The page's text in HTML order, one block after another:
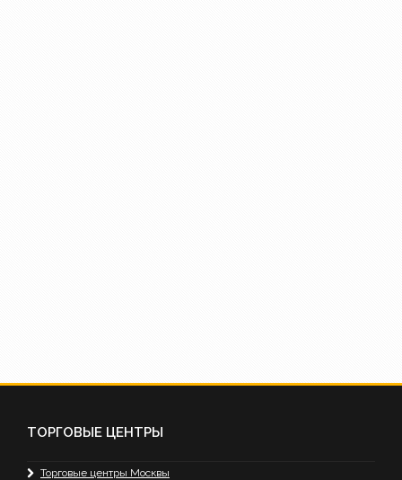
ТОРГОВЫЕ ЦЕНТРЫ
Торговые центры Москвы